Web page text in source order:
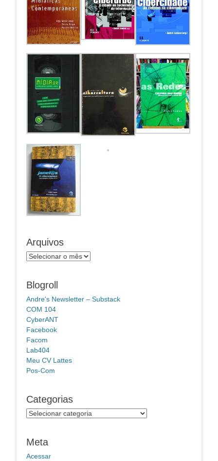
Arquivos
Arquivos
Blogroll
Andre's Newsletter – Substack
COM 104
CyberANT
Facebook
Facom
Lab404
Meu CV Lattes
Pos-Com
Categorias
Categorias
Meta
Acessar